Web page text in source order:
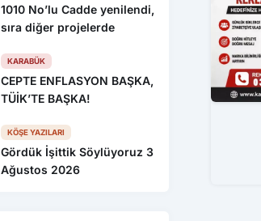
1010 No’lu Cadde yenilendi,
sıra diğer projelerde
KARABÜK
CEPTE ENFLASYON BAŞKA,
TÜİK’TE BAŞKA!
KÖŞE YAZILARI
Gördük İşittik Söylüyoruz 3
Ağustos 2026